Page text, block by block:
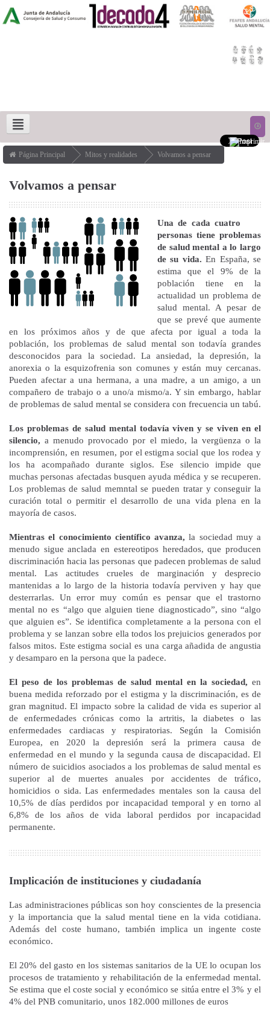
MITOS Y REALIDADES LUCHA CONTRA EL ESTIGMA
DERECHOS HUMANOS Y RECUPERACIÓN
1IN4 STRATEGY
Página Principal Mitos y realidades Volvamos a pensar
Volvamos a pensar
Una de cada cuatro
personas tiene problemas
de salud mental a lo largo
de su vida.En España, se
estima que el 9% de la
población tiene en la
actualidad un problema de
salud mental. A pesar de
que se prevé que aumente
en los próximos años y de que afecta por igual a toda la
población, los problemas de salud mental son todavía grandes
desconocidos para la sociedad. La ansiedad, la depresión, la
anorexia o la esquizofrenia son comunes y están muy cercanas.
Pueden afectar a una hermana, a una madre, a un amigo, a un
compañero de trabajo o a uno/a mismo/a. Y sin embargo, hablar
de problemas de salud mental se considera con frecuencia un tabú.
Los problemas de salud mental todavía viven y se viven en el
silencio, a menudo provocado por el miedo, la vergüenza o la
incomprensión, en resumen, por el estigma social que los rodea y
los ha acompañado durante siglos. Ese silencio impide que
muchas personas afectadas busquen ayuda médica y se recuperen.
Los problemas de salud memntal se pueden tratar y conseguir la
curación total o permitir el desarrollo de una vida plena en la
mayoría de casos.
Mientras el conocimiento científico avanza, la sociedad muy a
menudo sigue anclada en estereotipos heredados, que producen
discriminación hacia las personas que padecen problemas de salud
mental. Las actitudes crueles de marginación y desprecio
mantenidas a lo largo de la historia todavía perviven y hay que
desterrarlas. Un error muy común es pensar que el trastorno
mental no es “algo que alguien tiene diagnosticado”, sino “algo
que alguien es”. Se identifica completamente a la persona con el
problema y se lanzan sobre ella todos los prejuicios generados por
falsos mitos. Este estigma social es una carga añadida de angustia
y desamparo en la persona que la padece.
El peso de los problemas de salud mental en la sociedad, en
buena medida reforzado por el estigma y la discriminación, es de
gran magnitud. El impacto sobre la calidad de vida es superior al
de enfermedades crónicas como la artritis, la diabetes o las
enfermedades cardiacas y respiratorias. Según la Comisión
Europea, en 2020 la depresión será la primera causa de
enfermedad en el mundo y la segunda causa de discapacidad. El
número de suicidios asociados a los problemas de salud mental es
superior al de muertes anuales por accidentes de tráfico,
homicidios o sida. Las enfermedades mentales son la causa del
10,5% de días perdidos por incapacidad temporal y en torno al
6,8% de los años de vida laboral perdidos por incapacidad
permanente.
Implicación de instituciones y ciudadanía
Las administraciones públicas son hoy conscientes de la presencia
y la importancia que la salud mental tiene en la vida cotidiana.
Además del coste humano, también implica un ingente coste
económico.
El 20% del gasto en los sistemas sanitarios de la UE lo ocupan los
procesos de tratamiento y rehabilitación de la enfermedad mental.
Se estima que el coste social y económico se sitúa entre el 3% y el
4% del PNB comunitario, unos 182.000 millones de euros